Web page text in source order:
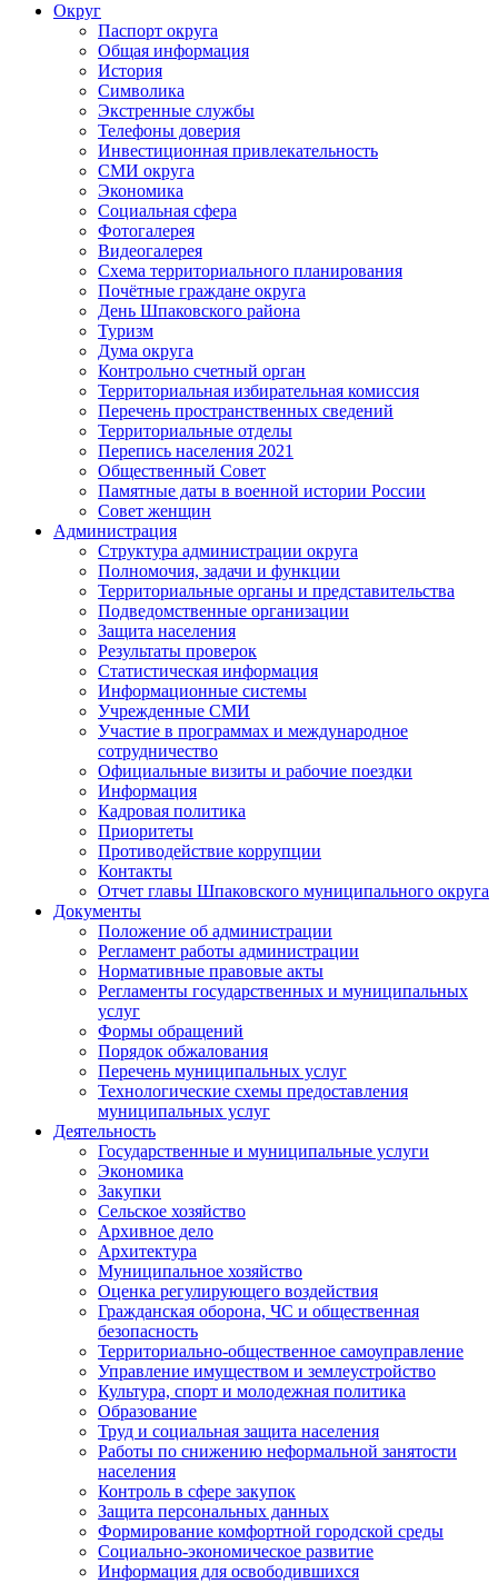
Округ
Паспорт округа
Общая информация
История
Символика
Экстренные службы
Телефоны доверия
Инвестиционная привлекательность
СМИ округа
Экономика
Социальная сфера
Фотогалерея
Видеогалерея
Схема территориального планирования
Почётные граждане округа
День Шпаковского района
Туризм
Дума округа
Контрольно счетный орган
Территориальная избирательная комиссия
Перечень пространственных сведений
Территориальные отделы
Перепись населения 2021
Общественный Совет
Памятные даты в военной истории России
Совет женщин
Администрация
Структура администрации округа
Полномочия, задачи и функции
Территориальные органы и представительства
Подведомственные организации
Защита населения
Результаты проверок
Статистическая информация
Информационные системы
Учрежденные СМИ
Участие в программах и международное
сотрудничество
Официальные визиты и рабочие поездки
Информация
Кадровая политика
Приоритеты
Противодействие коррупции
Контакты
Отчет главы Шпаковского муниципального округа
Документы
Положение об администрации
Регламент работы администрации
Нормативные правовые акты
Регламенты государственных и муниципальных
услуг
Формы обращений
Порядок обжалования
Перечень муниципальных услуг
Технологические схемы предоставления
муниципальных услуг
Деятельность
Государственные и муниципальные услуги
Экономика
Закупки
Сельское хозяйство
Архивное дело
Архитектура
Муниципальное хозяйство
Оценка регулирующего воздействия
Гражданская оборона, ЧС и общественная
безопасность
Территориально-общественное самоуправление
Управление имуществом и землеустройство
Культура, спорт и молодежная политика
Образование
Труд и социальная защита населения
Работы по снижению неформальной занятости
населения
Контроль в сфере закупок
Защита персональных данных
Формирование комфортной городской среды
Социально-экономическое развитие
Информация для освободившихся